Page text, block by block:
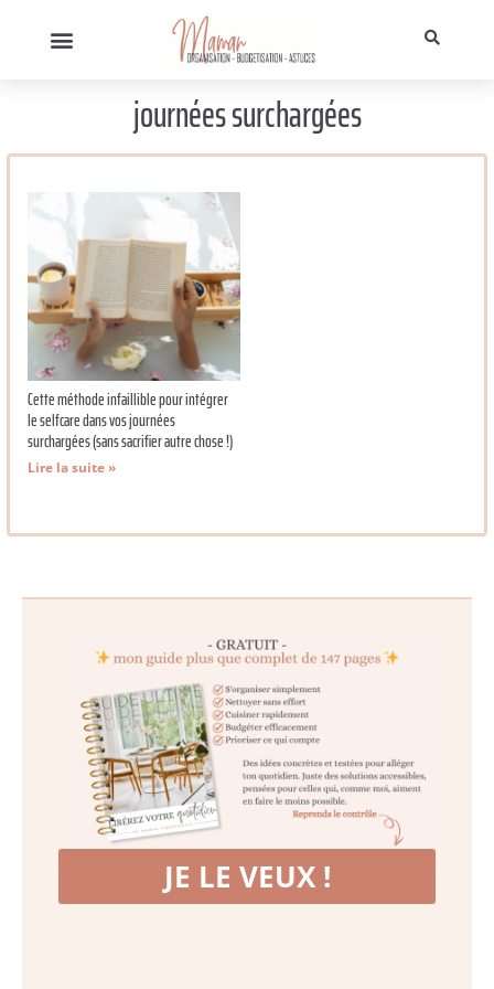
journées surchargées
Cette méthode infaillible pour intégrer
le selfcare dans vos journées
surchargées (sans sacrifier autre chose !)
Lire la suite »
JE LE VEUX !